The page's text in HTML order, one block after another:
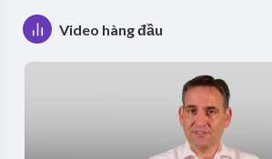
Video hàng đầu